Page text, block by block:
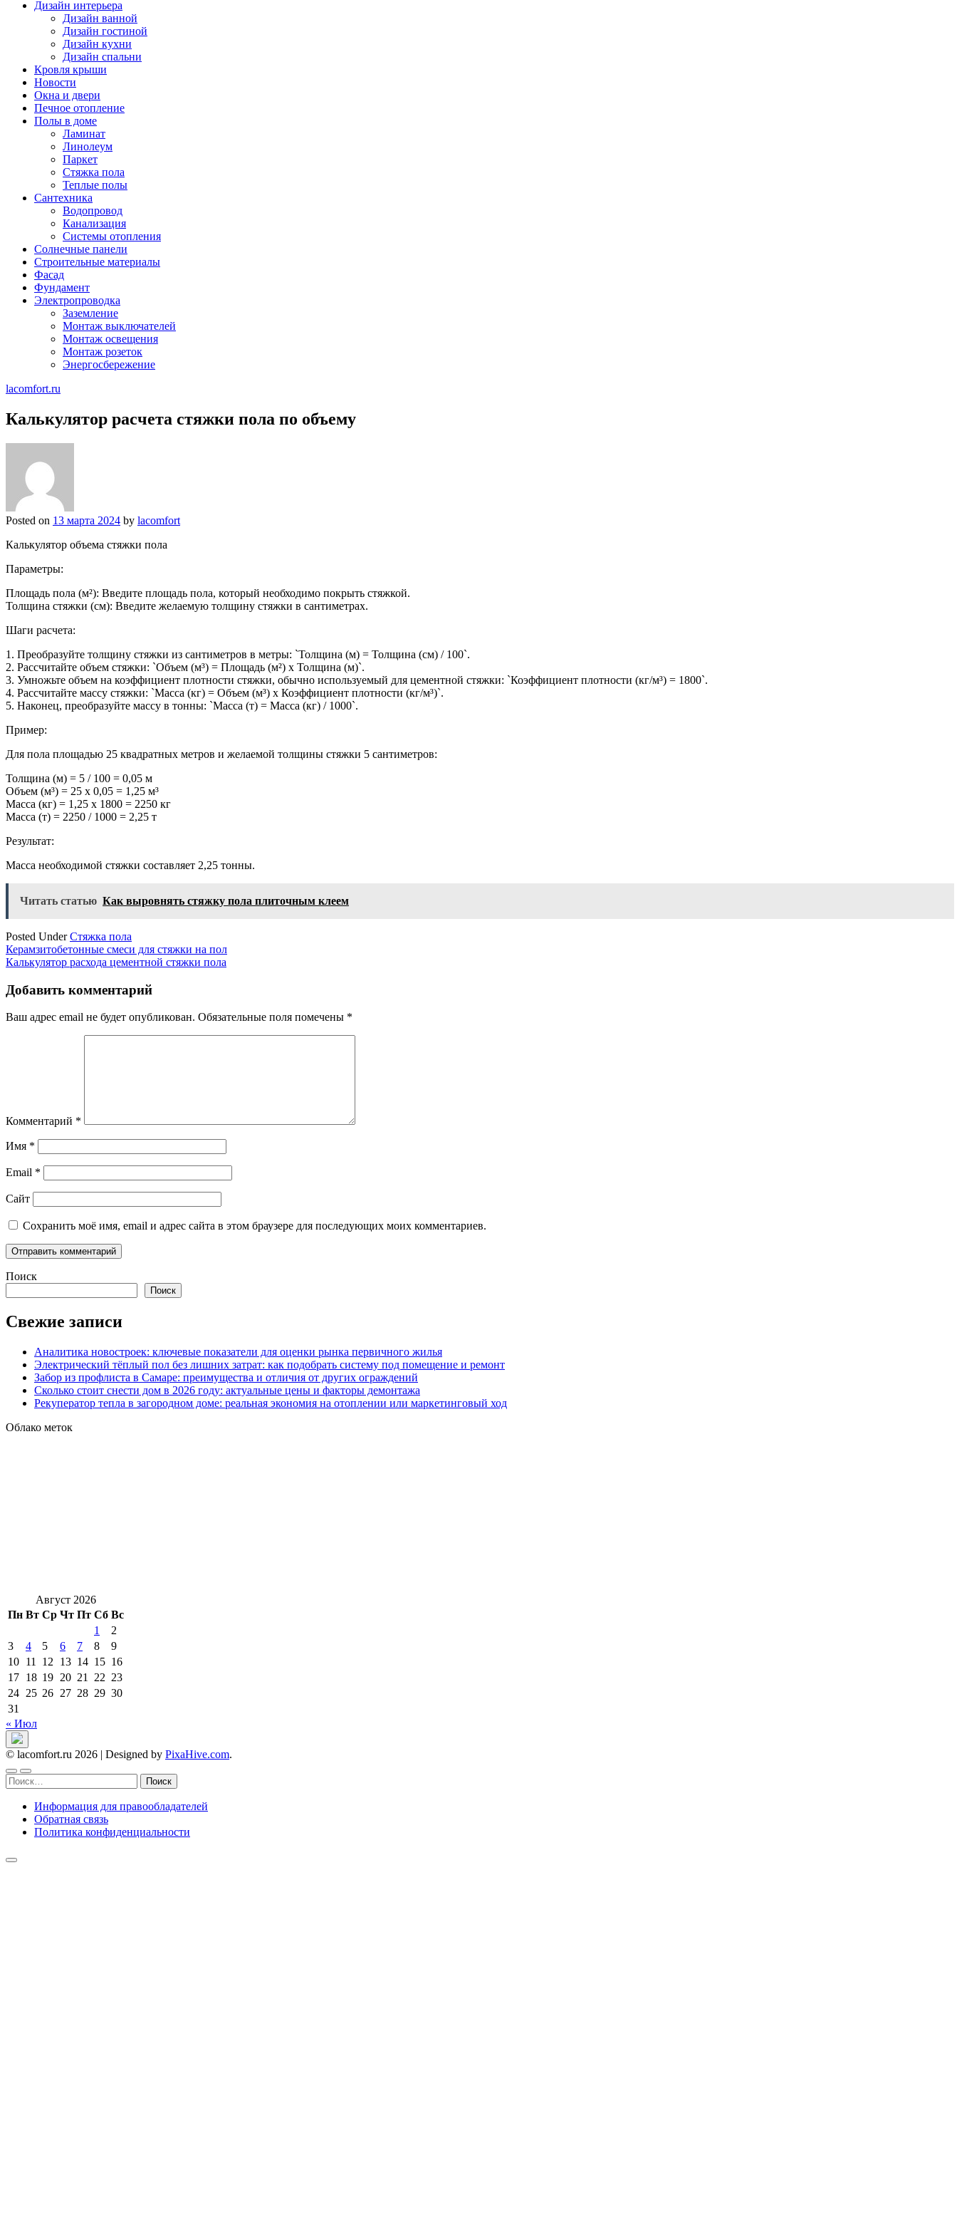
Дизайн интерьера
Дизайн ванной
Дизайн гостиной
Дизайн кухни
Дизайн спальни
Кровля крыши
Новости
Окна и двери
Печное отопление
Полы в доме
Ламинат
Линолеум
Паркет
Стяжка пола
Теплые полы
Сантехника
Водопровод
Канализация
Системы отопления
Солнечные панели
Строительные материалы
Фасад
Фундамент
Электропроводка
Заземление
Монтаж выключателей
Монтаж освещения
Монтаж розеток
Энергосбережение
lacomfort.ru
Калькулятор расчета стяжки пола по объему
Posted on 13 марта 2024 by lacomfort
Калькулятор объема стяжки пола
Параметры:
Площадь пола (м²): Введите площадь пола, который необходимо покрыть стяжкой.
Толщина стяжки (см): Введите желаемую толщину стяжки в сантиметрах.
Шаги расчета:
1. Преобразуйте толщину стяжки из сантиметров в метры: `Толщина (м) = Толщина (см) / 100`.
2. Рассчитайте объем стяжки: `Объем (м³) = Площадь (м²) x Толщина (м)`.
3. Умножьте объем на коэффициент плотности стяжки, обычно используемый для цементной стяжки: `Коэффициент плотности (кг/м³) = 1800`.
4. Рассчитайте массу стяжки: `Масса (кг) = Объем (м³) x Коэффициент плотности (кг/м³)`.
5. Наконец, преобразуйте массу в тонны: `Масса (т) = Масса (кг) / 1000`.
Пример:
Для пола площадью 25 квадратных метров и желаемой толщины стяжки 5 сантиметров:
Толщина (м) = 5 / 100 = 0,05 м
Объем (м³) = 25 x 0,05 = 1,25 м³
Масса (кг) = 1,25 x 1800 = 2250 кг
Масса (т) = 2250 / 1000 = 2,25 т
Результат:
Масса необходимой стяжки составляет 2,25 тонны.
Читать статью Как выровнять стяжку пола плиточным клеем
Posted UnderСтяжка пола
Навигация
по
записям
Керамзитобетонные смеси для стяжки на пол
Калькулятор расхода цементной стяжки пола
Добавить комментарий
Ваш адрес email не будет опубликован. Обязательные поля помечены *
Комментарий *
Имя *
Email *
Сайт
Сохранить моё имя, email и адрес сайта в этом браузере для последующих моих комментариев.
Поиск
Поиск
Свежие записи
Аналитика новостроек: ключевые показатели для оценки рынка первичного жилья
Электрический тёплый пол без лишних затрат: как подобрать систему под помещение и ремонт
Забор из профлиста в Самаре: преимущества и отличия от других ограждений
Сколько стоит снести дом в 2026 году: актуальные цены и факторы демонтажа
Рекуператор тепла в загородном доме: реальная экономия на отоплении или маркетинговый ход
Облако меток
Август 2026
Пн Вт Ср Чт Пт Сб Вс
1
2
3
4 5 6 7 8
9
10 11 12 13 14 15 16
17 18 19 20 21 22 23
24 25 26 27 28 29 30
31
« Июл
© lacomfort.ru 2026 | Designed by PixaHive.com.
Найти:
Информация для правообладателей
Обратная связь
Политика конфиденциальности